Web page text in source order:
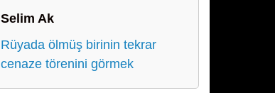
Selim Ak
Rüyada ölmüş birinin tekrar
cenaze törenini görmek